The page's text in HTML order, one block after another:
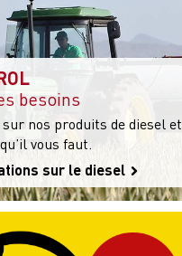
besoins
nos produits de diesel et
vous faut.
sur le diesel